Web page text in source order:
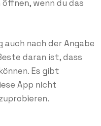
wenn du das
auch nach der Angabe
daran ist, dass
Es gibt
App nicht